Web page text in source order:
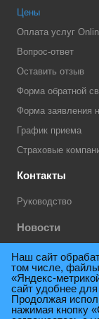
Цены
Оплата услуг
Вопрос-ответ
Оставить отзыв
Форма обратной
Форма заявления
График приема
Страховые
Контакты
Руководство
Новости
Техническая
Наш сайт
том числе,
«Яндекс-
сайт удобнее
Продолжая
нажимая кнопку